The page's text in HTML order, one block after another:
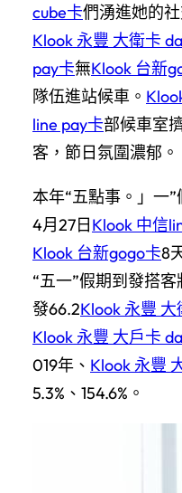
cube卡們湧進她的
Klook 永豐 大衛卡
pay卡無Klook 台新
隊伍進站候車。
line pay卡部候車室
客，節日氛圍濃郁。
本年“五點事。」一
4月27日Klook 中信
Klook 台新gogo卡8
“五一”假期到發搭
發66.2Klook 永豐
Klook 永豐 大戶卡
019年、 Klook 永豐
5.3%、154.6%。